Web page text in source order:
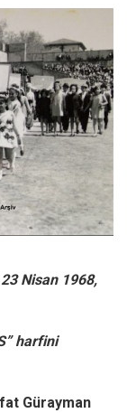
Nisan 1968,
harfini
Gürayman